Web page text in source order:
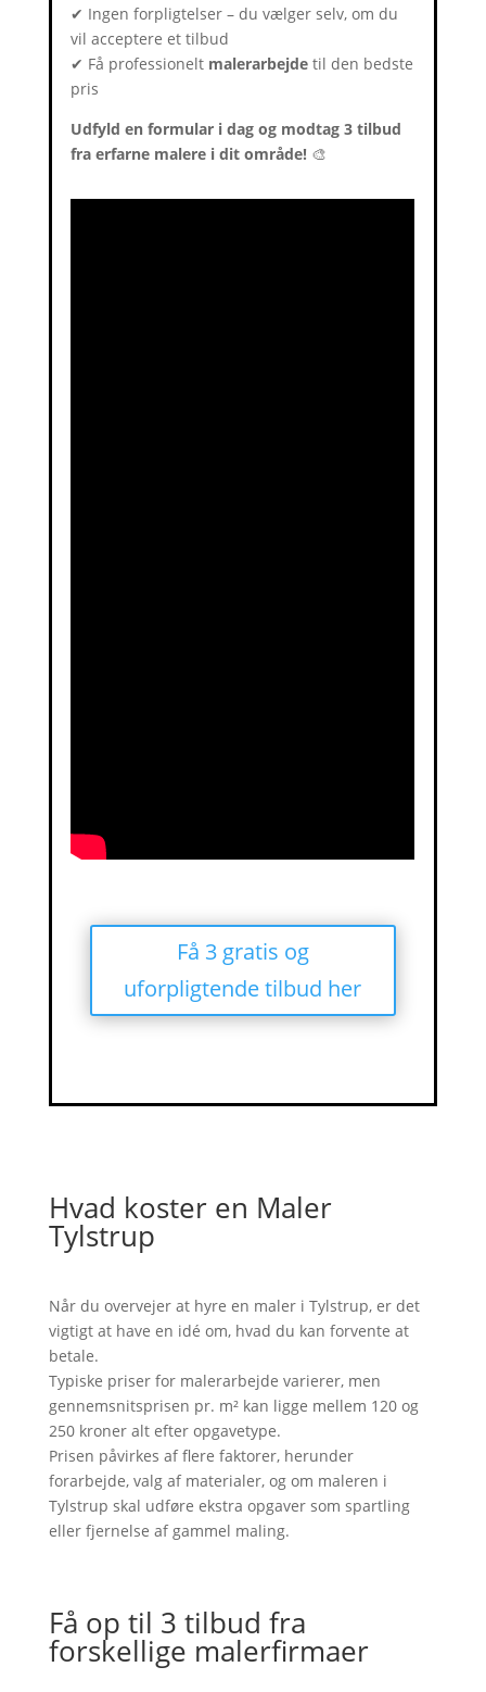
✔ Ingen forpligtelser – du vælger selv, om du
vil acceptere et tilbud
✔ Få professionelt malerarbejde til den bedste
pris
Udfyld en formular i dag og modtag 3 tilbud
fra erfarne malere i dit område! 🎨
Få 3 gratis og
uforpligtende tilbud her
Hvad koster en Maler
Tylstrup
Når du overvejer at hyre en maler i Tylstrup, er det
vigtigt at have en idé om, hvad du kan forvente at
betale.
Typiske priser for malerarbejde varierer, men
gennemsnitsprisen pr. m² kan ligge mellem 120 og
250 kroner alt efter opgavetype.
Prisen påvirkes af flere faktorer, herunder
forarbejde, valg af materialer, og om maleren i
Tylstrup skal udføre ekstra opgaver som spartling
eller fjernelse af gammel maling.
Få op til 3 tilbud fra
forskellige malerfirmaer